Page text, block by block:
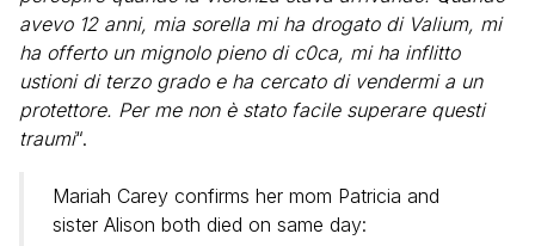
avevo 12 anni, mia sorella mi ha drogato di Valium, mi
ha offerto un mignolo pieno di c0ca, mi ha inflitto
ustioni di terzo grado e ha cercato di vendermi a un
protettore. Per me non è stato facile superare questi
traumi“.
Mariah Carey confirms her mom Patricia and
sister Alison both died on same day: